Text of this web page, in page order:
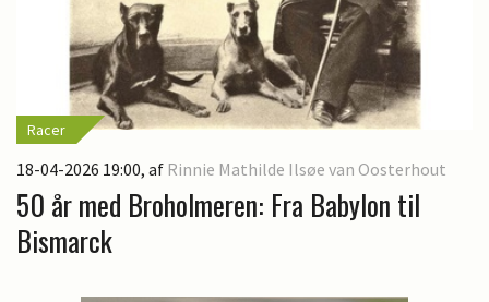
Racer
18-04-2026 19:00, af Rinnie Mathilde Ilsøe van Oosterhout
50 år med Broholmeren: Fra Babylon til
Bismarck